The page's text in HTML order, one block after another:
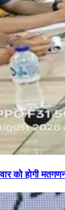
को होगी